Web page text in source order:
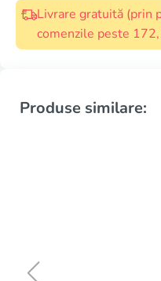
Livrare gratuită (prin
comenzile peste
Produse similare: